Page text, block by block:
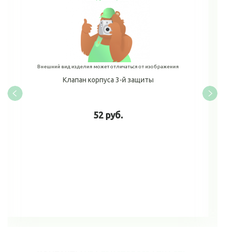
Внешний вид изделия может отличаться от изображения
Клапан корпуса 3-й защиты
52 руб.